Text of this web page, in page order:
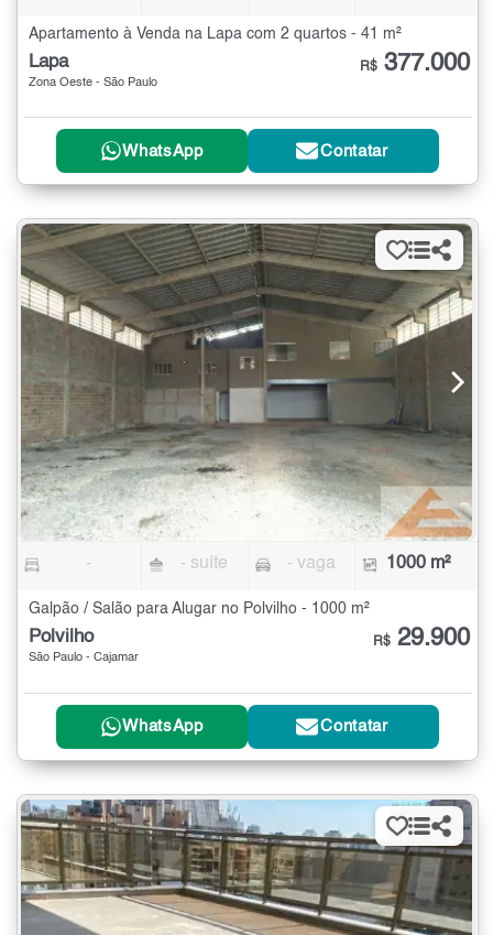
Apartamento à Venda na Lapa com 2 quartos - 41 m²
Lapa
Zona Oeste - São Paulo
R$ 377.000
WhatsApp Contatar
- - suíte - vaga 1000 m²
Galpão / Salão para Alugar no Polvilho - 1000 m²
Polvilho
São Paulo - Cajamar
R$ 29.900
WhatsApp Contatar